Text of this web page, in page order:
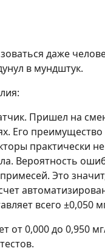
даже
в мундштук.
Пришел на
Его
практически
Вероятность
Это
всего ±0,050
от 0,000 до 0,950